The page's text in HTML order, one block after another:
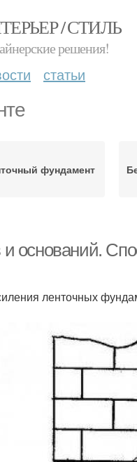
/ СТИЛЬ
решения!
статьи
фундамент
оснований.
ленточных